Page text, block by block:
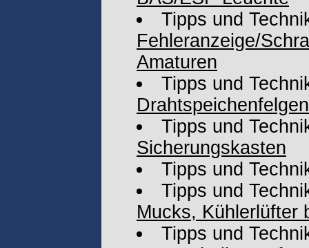
Tipps und
Fehleranzeige/
Amaturen
Tipps und
Drahtspeichenfelgen
Tipps und
Sicherungskasten
Tipps und
Tipps und
Mucks, Kühlerlüfter
Tipps und